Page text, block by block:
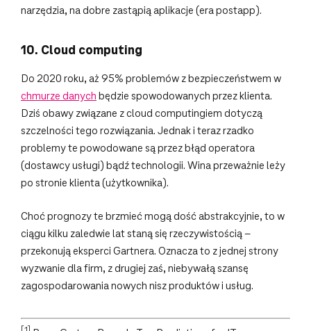
narzędzia, na dobre zastąpią aplikacje (era postapp).
10. Cloud computing
Do 2020 roku, aż 95% problemów z bezpieczeństwem w
chmurze danych będzie spowodowanych przez klienta.
Dziś obawy związane z cloud computingiem dotyczą
szczelności tego rozwiązania. Jednak i teraz rzadko
problemy te powodowane są przez błąd operatora
(dostawcy usługi) bądź technologii. Wina przeważnie leży
po stronie klienta (użytkownika).
Choć prognozy te brzmieć mogą dość abstrakcyjnie, to w
ciągu kilku zaledwie lat staną się rzeczywistością –
przekonują eksperci Gartnera. Oznacza to z jednej strony
wyzwanie dla firm, z drugiej zaś, niebywałą szansę
zagospodarowania nowych nisz produktów i usług.